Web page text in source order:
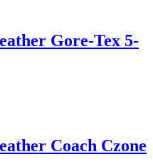
Gore-Tex 5-
Coach Czone